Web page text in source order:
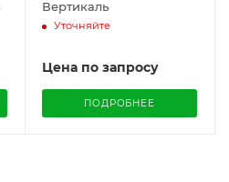
Вертикаль
Уточняйте
Цена по запросу
ПОДРОБНЕЕ